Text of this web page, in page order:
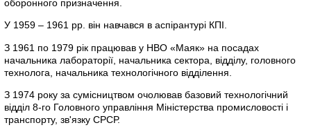
оборонного призначення.
У 1959 – 1961 рр. він навчався в аспірантурі КПІ.
З 1961 по 1979 рік працював у НВО «Маяк» на посадах
начальника лабораторії, начальника сектора, відділу, головного
технолога, начальника технологічного відділення.
З 1974 року за сумісництвом очолював базовий технологічний
відділ 8-го Головного управління Міністерства промисловості і
транспорту, зв'язку СРСР.